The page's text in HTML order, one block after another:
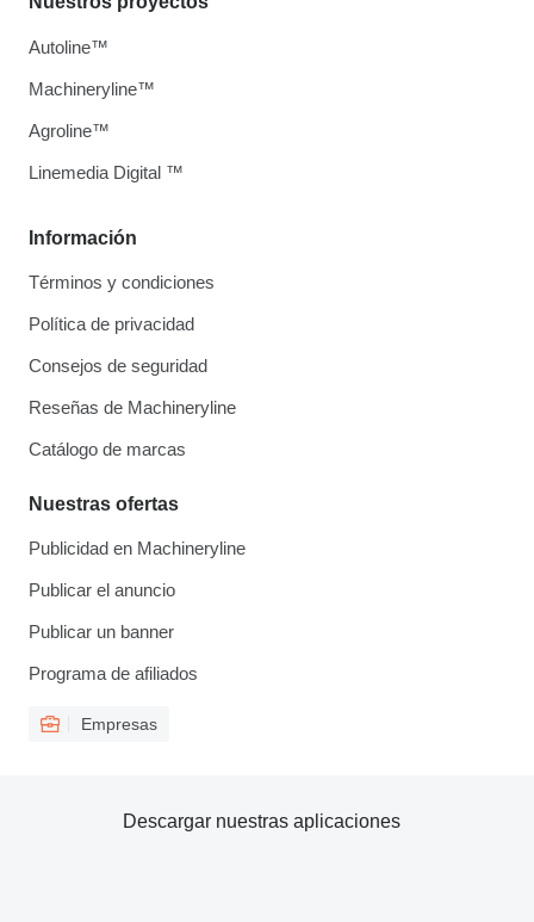
Información
Términos y condiciones
Política de privacidad
Consejos de seguridad
Reseñas de Machineryline
Catálogo de marcas
Nuestras ofertas
Publicidad en Machineryline
Publicar el anuncio
Publicar un banner
Programa de afiliados
Empresas
Autoline™
Machineryline™
Agroline™
Linemedia Digital ™
Descargar nuestras aplicaciones